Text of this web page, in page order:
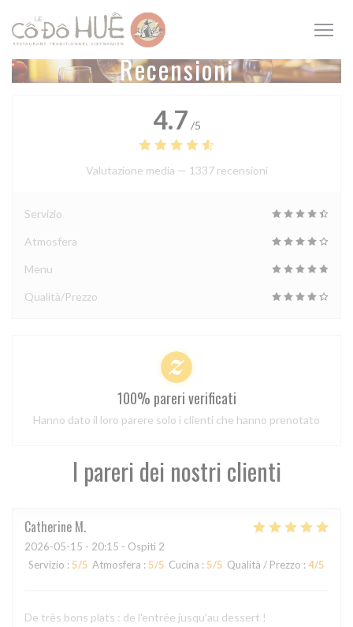
Personalizzazione delle tue scelte sui cookie
Recensioni
I pareri dei nostri clienti
Catherine M
2026-05-15 - 20:15 - Ospiti 2
Servizio : 5/5 Atmosfera : 5/5 Cucina : 5/5 Qualità / Prezzo : 4/5
De très bons plats : de l'entrée jusqu'au dessert !
4.7 /5
Valutazione media — 1337 recensioni
Servizio
Atmosfera
Menu
Qualità/Prezzo
100% pareri verificati
Hanno dato il loro parere solo i clienti che hanno prenotato